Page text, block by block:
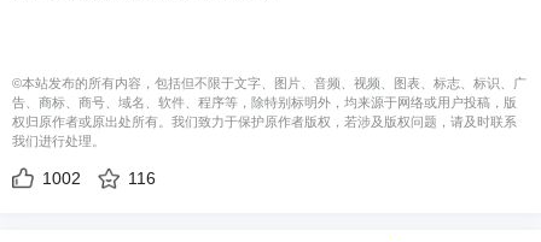
©本站发布的所有内容，包括但不限于文字、图片、音频、视频、图表、标志、标识、广
告、商标、商号、域名、软件、程序等，除特别标明外，均来源于网络或用户投稿，版
权归原作者或原出处所有。我们致力于保护原作者版权，若涉及版权问题，请及时联系
我们进行处理。
1002 116